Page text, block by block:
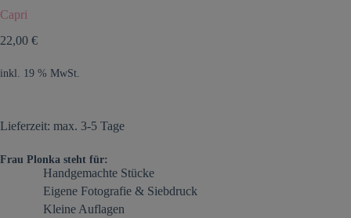
Capri
22,00 €
inkl. 19 % MwSt.
Lieferzeit: max. 3-5 Tage
Frau Plonka steht für:
Handgemachte Stücke
Eigene Fotografie & Siebdruck
Kleine Auflagen